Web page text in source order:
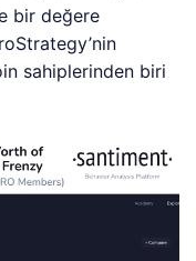
bir değere
sahiplerinden biri